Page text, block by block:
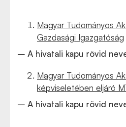
Magyar Tudományos
Gazdasági Igazgatóság
– A hivatali kapu rövid
Magyar Tudományos
képviseletében eljáró
– A hivatali kapu rövid